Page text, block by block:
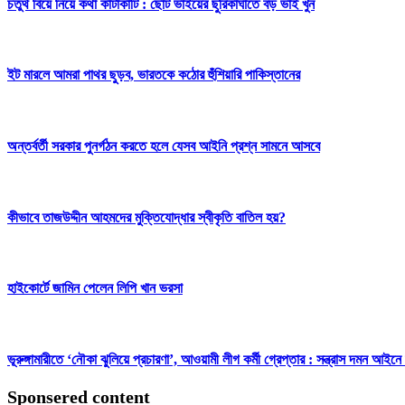
চতুর্থ বিয়ে নিয়ে কথা কাটাকাটি : ছোট ভাইয়ের ছুরিকাঘাতে বড় ভাই খুন
ইট মারলে আমরা পাথর ছুড়ব, ভারতকে কঠোর হুঁশিয়ারি পাকিস্তানের
অন্তর্বর্তী সরকার পুনর্গঠন করতে হলে যেসব আইনি প্রশ্ন সামনে আসবে
কীভাবে তাজউদ্দীন আহমদের মুক্তিযোদ্ধার স্বীকৃতি বাতিল হয়?
হাইকোর্টে জামিন পেলেন লিপি খান ভরসা
ভূরুঙ্গামারীতে ‘নৌকা ঝুলিয়ে প্রচারণা’, আওয়ামী লীগ কর্মী গ্রেপ্তার : সন্ত্রাস দমন আইনে
Sponsered content